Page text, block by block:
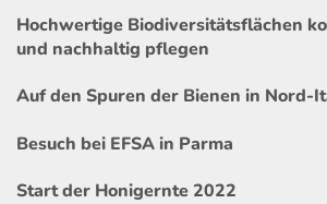
Hochwertige Biodiversitätsflächen
und nachhaltig pflegen
Auf den Spuren der Bienen in Nord-
Besuch bei EFSA in Parma
Start der Honigernte 2022